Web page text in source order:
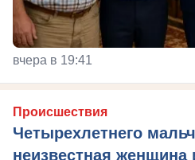
вчера в 19:41
Происшествия
Четырехлетнего
неизвестная женщина